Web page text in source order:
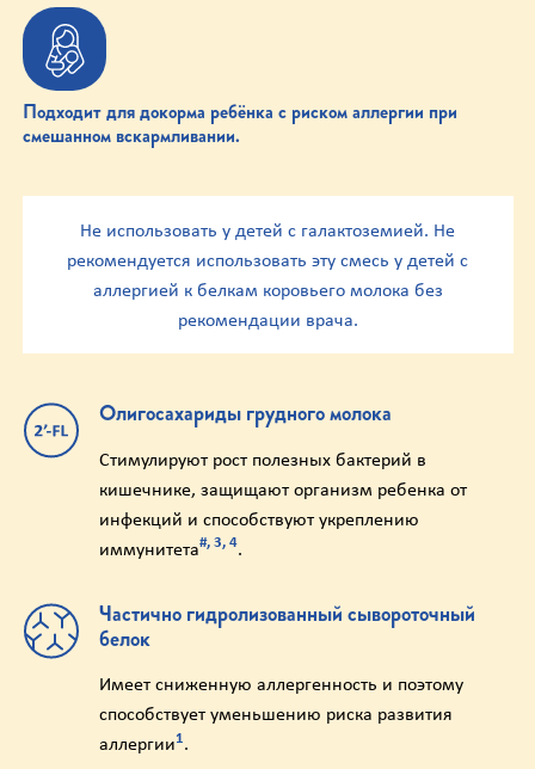
Подходит для докорма ребёнка с риском аллергии при
смешанном вскармливании.
Не использовать у детей с галактоземией. Не
рекомендуется использовать эту смесь у детей с
аллергией к белкам коровьего молока без
рекомендации врача.
Олигосахариды грудного молока
Стимулируют рост полезных бактерий в
кишечнике, защищают организм ребенка от
инфекций и способствуют укреплению
иммунитета#, 3, 4.
Частично гидролизованный сывороточный
белок
Имеет сниженную аллергенность и поэтому
способствует уменьшению риска развития
аллергии1.